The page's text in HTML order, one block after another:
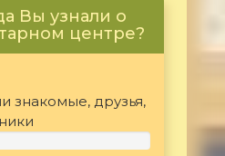
Вы узнали о
центре?
знакомые, друзья,